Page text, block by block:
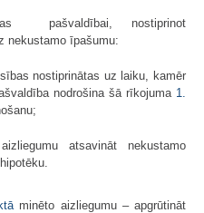
pašvaldībai, nostiprinot
nekustamo īpašumu:
nostiprinātas uz laiku, kamēr
nodrošina šā rīkojuma 1.
atsavināt nekustamo
minēto aizliegumu – apgrūtināt